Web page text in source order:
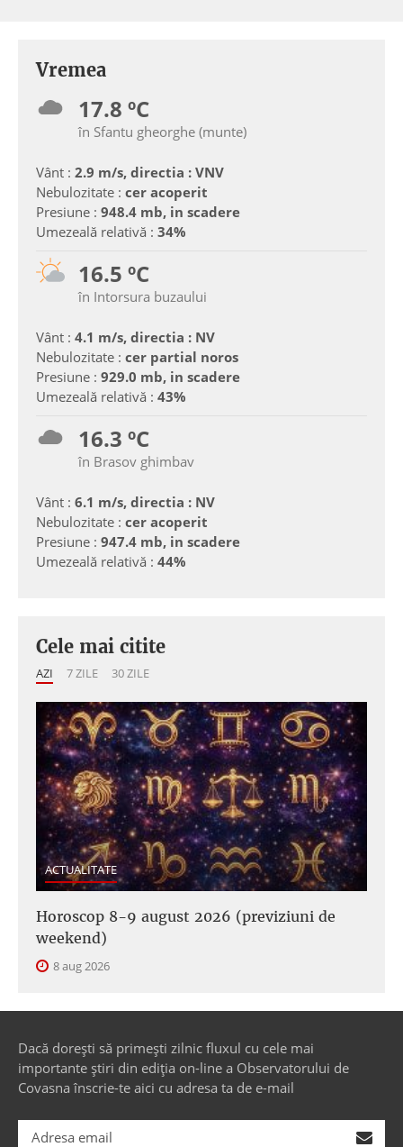
Vremea
17.8 ºC
în Sfantu gheorghe (munte)
Vânt : 2.9 m/s, directia : VNV
Nebulozitate : cer acoperit
Presiune : 948.4 mb, in scadere
Umezeală relativă : 34%
16.5 ºC
în Intorsura buzaului
Vânt : 4.1 m/s, directia : NV
Nebulozitate : cer partial noros
Presiune : 929.0 mb, in scadere
Umezeală relativă : 43%
16.3 ºC
în Brasov ghimbav
Vânt : 6.1 m/s, directia : NV
Nebulozitate : cer acoperit
Presiune : 947.4 mb, in scadere
Umezeală relativă : 44%
Cele mai citite
AZI 7 ZILE 30 ZILE
ACTUALITATE
Horoscop 8-9 august 2026 (previziuni de
weekend)
8 aug 2026
Dacă dorești să primești zilnic fluxul cu cele mai
importante știri din ediția on-line a Observatorului de
Covasna înscrie-te aici cu adresa ta de e-mail